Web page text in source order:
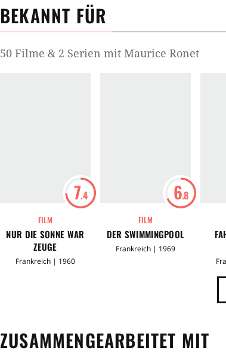
BEKANNT FÜR
50 Filme & 2 Serien mit Maurice Ronet
7.4
FILM
NUR DIE SONNE WAR
ZEUGE
Frankreich | 1960
6.8
FILM
DER SWIMMINGPOOL
Frankreich | 1969
ZUSAMMENGEARBEITET MIT